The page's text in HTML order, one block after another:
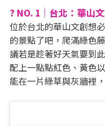
? NO. 1｜台北：華山
位於台北的華山文創想
的景點了吧，爬滿綠色
議若是趁著好天氣要到
配上一點點紅色、黃色
能在一片綠草與灰牆裡